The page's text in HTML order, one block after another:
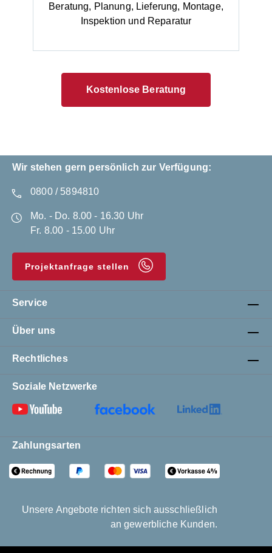
Beratung, Planung, Lieferung, Montage,
Inspektion und Reparatur
Kostenlose Beratung
Wir stehen gern persönlich zur Verfügung:
0800 / 5894810
Mo. - Do. 8.00 - 16.30 Uhr
Fr. 8.00 - 15.00 Uhr
Projektanfrage stellen
Service
Über uns
Rechtliches
Soziale Netzwerke
Zahlungsarten
Unsere Angebote richten sich ausschließlich
an gewerbliche Kunden.